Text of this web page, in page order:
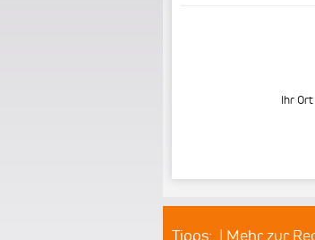
Ihr
Tipps: | Mehr zur